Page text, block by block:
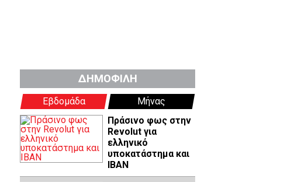
ΔΗΜΟΦΙΛΗ
Εβδομάδα
Μήνας
Πράσινο φως στην
Revolut για
ελληνικό
υποκατάστημα και
IBAN